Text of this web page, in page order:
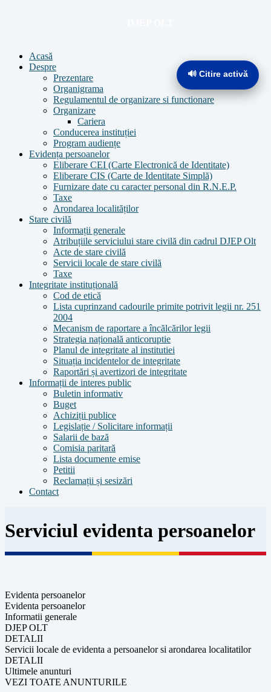
Acasă
Despre
Prezentare
Organigrama
Regulamentul de organizare si functionare
Organizare
Cariera
Conducerea instituției
Program audiențe
Evidența persoanelor
Eliberare CEI (Carte Electronică de Identitate)
Eliberare CIS (Carte de Identitate Simplă)
Furnizare date cu caracter personal din R.N.E.P.
Taxe
Arondarea localităților
Stare civilă
Informații generale
Atribuțiile serviciului stare civilă din cadrul DJEP Olt
Acte de stare civilă
Servicii locale de stare civilă
Taxe
Integritate instituțională
Cod de etică
Lista cuprinzand cadourile primite potrivit legii nr. 251
2004
Mecanism de raportare a încălcărilor legii
Strategia națională anticoruptie
Planul de integritate al institutiei
Situația incidentelor de integritate
Raportări și avertizori de integritate
Informații de interes public
Buletin informativ
Buget
Achiziții publice
Legislație / Solicitare informații
Salarii de bază
Comisia paritară
Lista documente emise
Petitii
Reclamații și sesizări
Contact
Serviciul evidenta persoanelor
Evidenta persoanelor
Evidenta persoanelor
Informatii generale
DJEP OLT
DETALII
Servicii locale de evidenta a persoanelor si arondarea localitatilor
DETALII
Ultimele anunturi
VEZI TOATE ANUNTURILE
🔊 Citire activă